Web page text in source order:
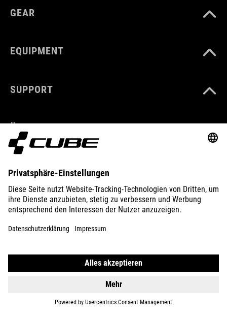
GEAR
EQUIPMENT
SUPPORT
ÜBER UNS